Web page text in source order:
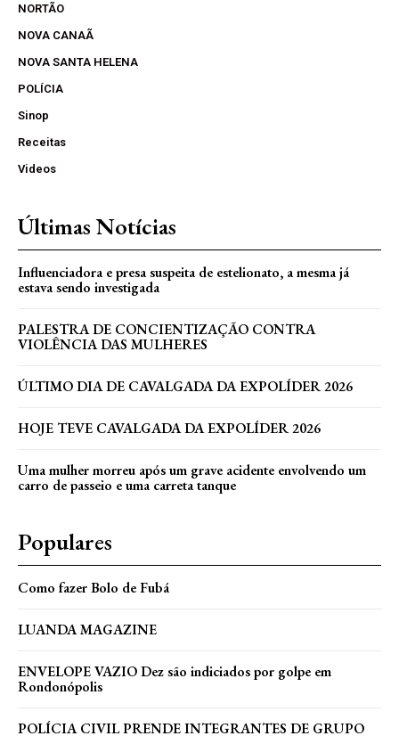
NORTÃO
NOVA CANAÃ
NOVA SANTA HELENA
POLÍCIA
Sinop
Receitas
Videos
Últimas Notícias
Influenciadora e presa suspeita de estelionato, a mesma já
estava sendo investigada
PALESTRA DE CONCIENTIZAÇÃO CONTRA
VIOLÊNCIA DAS MULHERES
ÚLTIMO DIA DE CAVALGADA DA EXPOLÍDER 2026
HOJE TEVE CAVALGADA DA EXPOLÍDER 2026
Uma mulher morreu após um grave acidente envolvendo um
carro de passeio e uma carreta tanque
Populares
Como fazer Bolo de Fubá
LUANDA MAGAZINE
ENVELOPE VAZIO Dez são indiciados por golpe em
Rondonópolis
POLÍCIA CIVIL PRENDE INTEGRANTES DE GRUPO